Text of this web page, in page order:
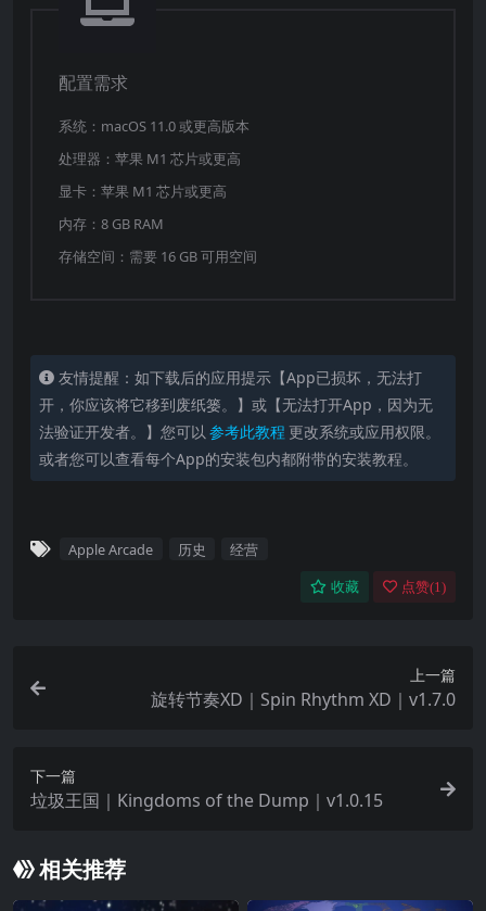
及 MFi 手柄，提升你的游戏体验。
的 NBA 2K 篮球体验。
配置需求
系统：macOS 11.0 或更高版本
处理器：苹果 M1 芯片或更高
显卡：苹果 M1 芯片或更高
内存：8 GB RAM
存储空间：需要 16 GB 可用空间
友情提醒：如下载后的应用提示【App已损坏，无法打
开，你应该将它移到废纸篓。】或【无法打开App，因为无
法验证开发者。】您可以 参考此教程 更改系统或应用权限。
或者您可以查看每个App的安装包内都附带的安装教程。
Apple Arcade 历史 经营
收藏 点赞(1)
上一篇
旋转节奏XD｜Spin Rhythm XD｜v1.7.0
下一篇
垃圾王国｜Kingdoms of the Dump｜v1.0.15
相关推荐